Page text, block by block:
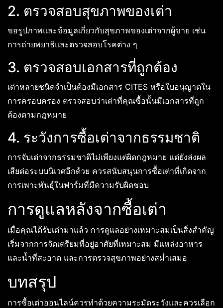
2. ตรวจสอบสุขภาพของเต่า
ขอรูปภาพและข้อมูลเกี่ยวกับสุขภาพของเต่าจากผู้ขาย เช่น
การถ่ายพยาธิและตรวจสอบโรคต่าง ๆ
3. ตรวจสอบเอกสารที่ถูกต้อง
เต่าหลายชนิดจำเป็นต้องมีเอกสาร CITES หรือใบอนุญาตใน
การครอบครอง ตรวจสอบว่าเต่าที่คุณซื้อนั้นมีเอกสารที่ถูก
ต้องตามกฎหมาย
4. ระวังการซื้อเต่าจากธรรมชาติ
การจับเต่าจากธรรมชาติไม่เพียงแต่ผิดกฎหมาย แต่ยังส่งผล
เสียต่อระบบนิเวศอีกด้วย ควรสนับสนุนการซื้อเต่าที่เกิดจาก
การเพาะพันธุ์ในฟาร์มที่มีความรับผิดชอบ
การดูแลหลังจากซื้อเต่า
เมื่อคุณได้รับเต่ามาแล้ว การดูแลอย่างเหมาะสมเป็นสิ่งสำคัญ
เริ่มจากการจัดเตรียมที่อยู่อาศัยที่เหมาะสม มีแหล่งอาหาร
และน้ำที่สะอาด และการตรวจสุขภาพอย่างสม่ำเสมอ
บทสรุป
การซื้อเต่าออนไลน์ควรทำด้วยความระมัดระวังและควรเลือก